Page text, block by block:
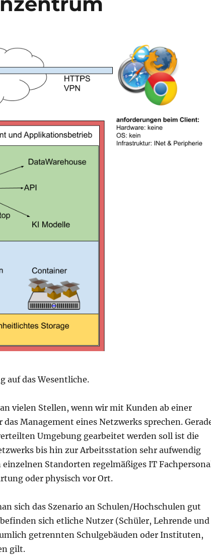
auf das Wesentliche.
vielen Stellen, wenn wir mit Kunden ab einer
das Management eines Netzwerks sprechen.
Umgebung gearbeitet werden soll ist die
bis hin zur Arbeitsstation sehr aufwendig
Standorten regelmäßiges IT
oder physisch vor Ort.
sich das Szenario an Schulen/Hochschulen gut
sich etliche Nutzer (Schüler, Lehrende und
getrennten Schulgebäuden oder Instituten,
gilt.